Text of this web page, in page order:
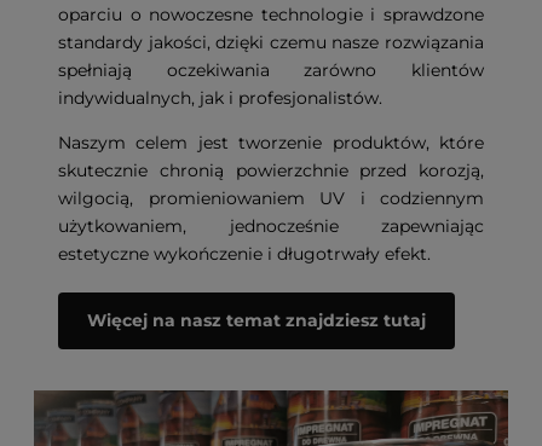
oparciu o nowoczesne technologie i sprawdzone
standardy jakości, dzięki czemu nasze rozwiązania
spełniają oczekiwania zarówno klientów
indywidualnych, jak i profesjonalistów.
Naszym celem jest tworzenie produktów, które
skutecznie chronią powierzchnie przed korozją,
wilgocią, promieniowaniem UV i codziennym
użytkowaniem, jednocześnie zapewniając
estetyczne wykończenie i długotrwały efekt.
Więcej na nasz temat znajdziesz tutaj